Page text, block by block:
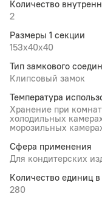
Количество
2
Размеры 1 секции
153x40x40
Тип замкового
Клипсовый замок
Температура
Хранение при
холодильных
морозильных
Сфера применения
Для кондитерских
Количество единиц
280